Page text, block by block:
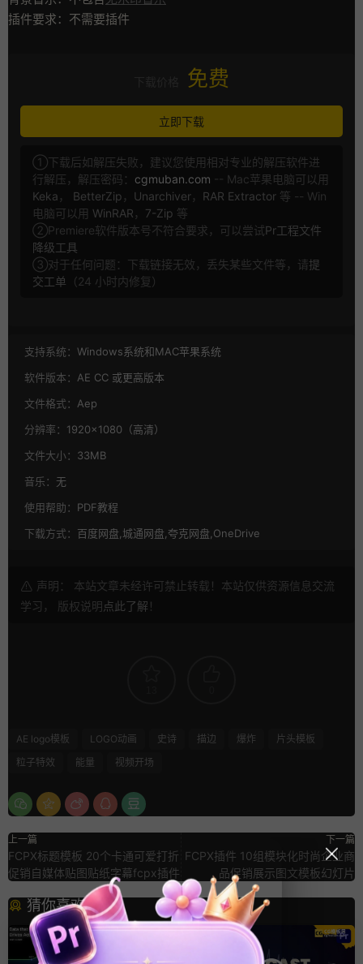
插件要求：不需要插件
免费
立即下载
①下载后如解压失败，建议您使用相对专业的解压软件进
行解压，解压密码： cgmuban.com -- Mac苹果电脑可以用
Keka ， BetterZip ， Unarchiver， RAR Extractor 等 -- Win
电脑可以用 WinRAR ， 7-Zip 等
②Premiere软件版本号不符合要求，可以尝试Pr工程文件
降级工具
③对于任何问题：下载链接无效，丢失某些文件等，请提
交工单 （24 小时内修复）
支持系统： Windows系统和MAC苹果系统
软件版本： AE CC 或更高版本
文件格式： Aep
分辨率： 1920×1080（高清）
文件大小： 33MB
音乐： 无
使用帮助： PDF教程
下载方式： 百度网盘,城通网盘,夸克网盘,OneDrive
声明： 本站文章未经许可禁止转载！本站仅供资源信息交流
学习， 版权说明点此了解 ！
AE logo模板 LOGO动画 史诗 描边 爆炸
片头模板
粒子特效
能量 视频开场
上一篇
FCPX标题模板 20个卡通可爱打折
促销自媒体贴图贴纸字幕fcpx插件
下一篇
FCPX插件 10组模块化时尚企业商
品促销展示图文模板幻灯片
猜你喜欢